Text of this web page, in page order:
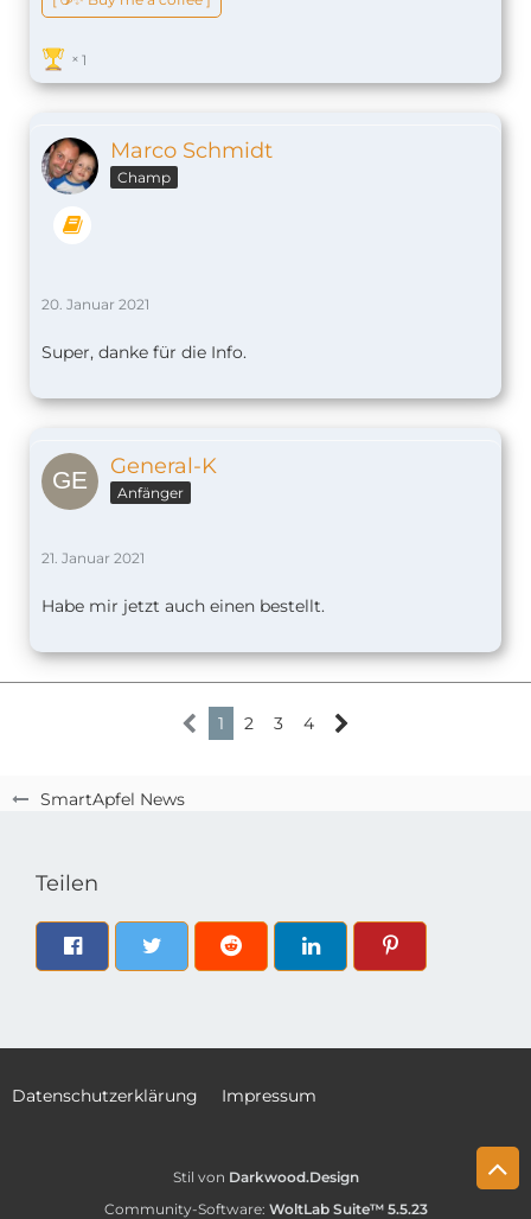
SmartApfel News
1
Marco Schmidt
Champ
20. Januar 2021
Super, danke für die Info.
General-K
Anfänger
21. Januar 2021
Habe mir jetzt auch einen bestellt.
1 2 3 4
Teilen
Datenschutzerklärung Impressum
Stil von Darkwood.Design
Community-Software: WoltLab Suite™ 5.5.23